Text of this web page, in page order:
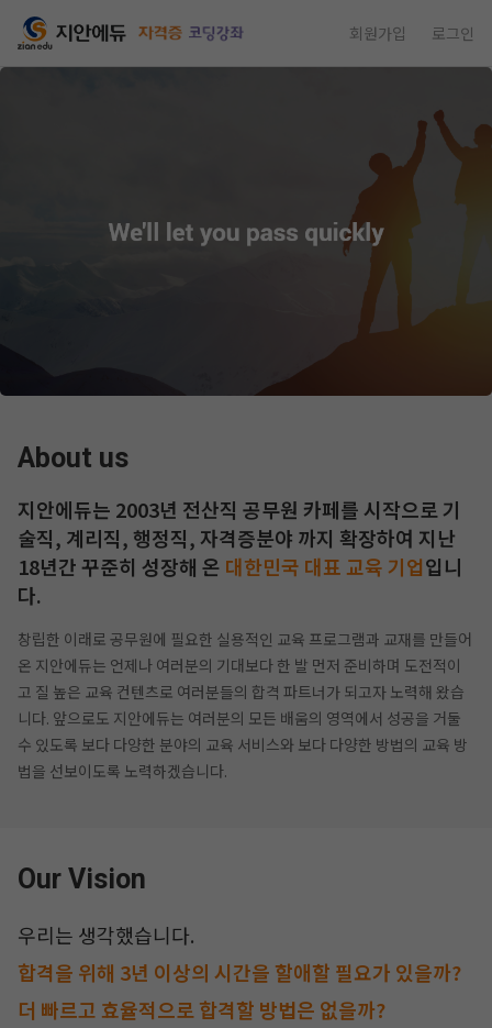
회원가입 로그인
About us
지안에듀는 2003년 전산직 공무원 카페를 시작으로 기
술직, 계리직, 행정직, 자격증분야 까지 확장하여 지난
18년간 꾸준히 성장해 온 대한민국 대표 교육 기업입니
다.
창립한 이래로 공무원에 필요한 실용적인 교육 프로그램과 교재를 만들어
온 지안에듀는 언제나 여러분의 기대보다 한 발 먼저 준비하며 도전적이
고 질 높은 교육 컨텐츠로 여러분들의 합격 파트너가 되고자 노력해 왔습
니다. 앞으로도 지안에듀는 여러분의 모든 배움의 영역에서 성공을 거둘
수 있도록 보다 다양한 분야의 교육 서비스와 보다 다양한 방법의 교육 방
법을 선보이도록 노력하겠습니다.
Our Vision
우리는 생각했습니다.
합격을 위해 3년 이상의 시간을 할애할 필요가 있을까?
더 빠르고 효율적으로 합격할 방법은 없을까?